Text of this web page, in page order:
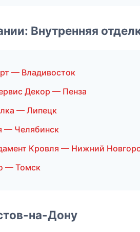
Внутренняя
— Владивосток
Декор — Пенза
— Липецк
— Челябинск
Кровля — Нижний
— Томск
на-Дону